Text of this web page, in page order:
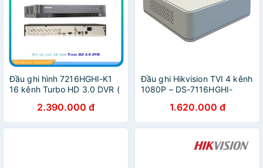
Đầu ghi hình 7216HGHI-K1
16 kênh Turbo HD 3.0 DVR (
2.390.000 đ
Đầu ghi Hikvision TVI 4 kênh
1080P – DS-7116HGHI-
1.620.000 đ